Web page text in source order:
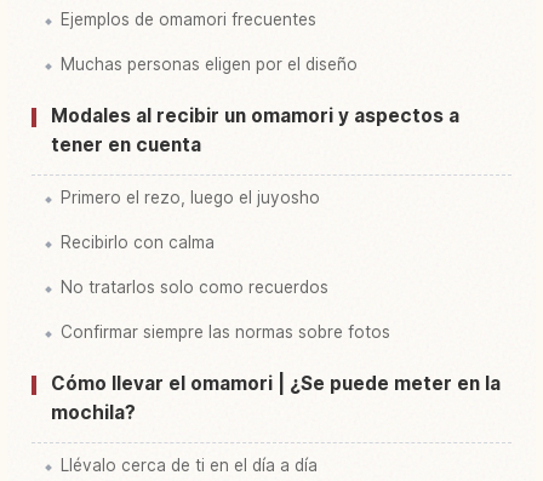
Ejemplos de omamori frecuentes
Muchas personas eligen por el diseño
Modales al recibir un omamori y aspectos a
tener en cuenta
Primero el rezo, luego el juyosho
Recibirlo con calma
No tratarlos solo como recuerdos
Confirmar siempre las normas sobre fotos
Cómo llevar el omamori | ¿Se puede meter en la
mochila?
Llévalo cerca de ti en el día a día